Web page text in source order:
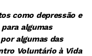
como depressão e
algumas
algumas das
Voluntário à Vida